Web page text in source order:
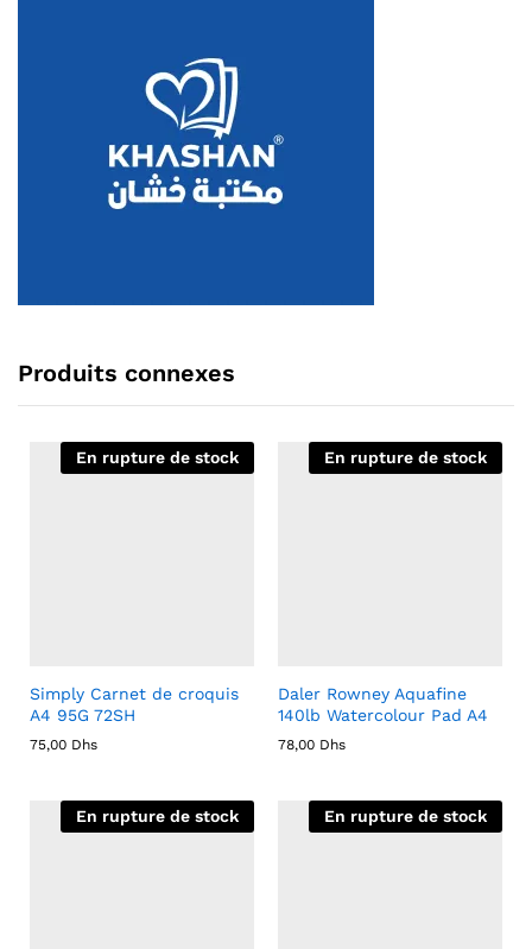
Produits connexes
En rupture de stock
Simply Carnet de croquis
A4 95G 72SH
75,00 Dhs
En rupture de stock
Daler Rowney Aquafine
140lb Watercolour Pad A4
78,00 Dhs
En rupture de stock En rupture de stock